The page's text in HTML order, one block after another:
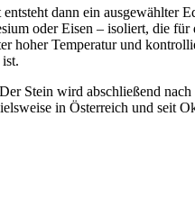
dann ein ausgewählter
oder Eisen – isoliert, die für
hoher Temperatur und
Stein wird abschließend
in Österreich und seit